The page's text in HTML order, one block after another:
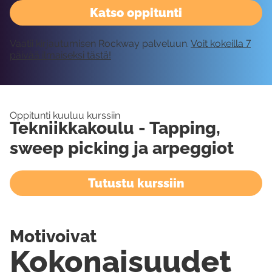
Katso oppitunti
Vaatii kirjautumisen Rockway palveluun. Voit kokeilla 7
päivää ilmaiseksi tästä!
Oppitunti kuuluu kurssiin
Tekniikkakoulu - Tapping,
sweep picking ja arpeggiot
Tutustu kurssiin
Kokonaisuudet
Motivoivat